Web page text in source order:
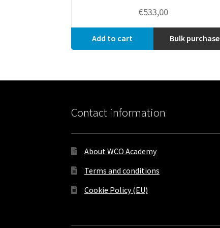
€533,00
Add to cart Bulk purchase
Contact information
About WCO Academy
Terms and conditions
Cookie Policy (EU)